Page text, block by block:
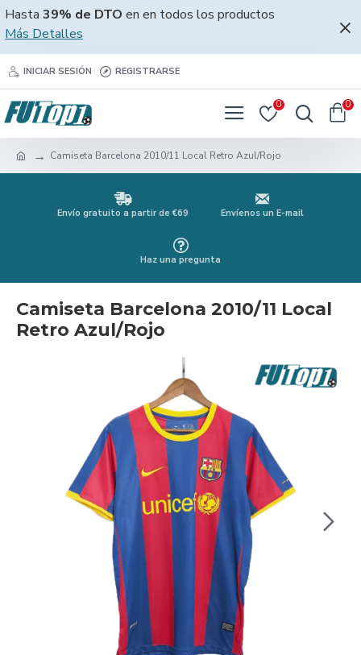
Hasta 39% de DTO en en todos los productos
Más Detalles
INICIAR SESIÓN REGISTRARSE
0 0
Camiseta Barcelona 2010/11 Local Retro Azul/Rojo
Envío gratuito a partir de €69 Envíenos un E-mail
Haz una pregunta
Camiseta Barcelona 2010/11 Local
Retro Azul/Rojo